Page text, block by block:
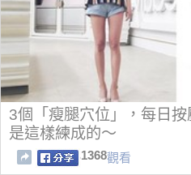
3個「瘦腿穴位」，每日
是這樣練成的～
1368觀看